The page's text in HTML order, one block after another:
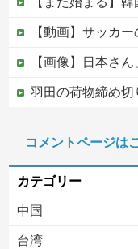
【動画】サッカーの試合
【画像】日本さん、
羽田の荷物締め切り前倒しになった
【移民政策反対】イ
コメントページは
カテゴリー
中国
台湾